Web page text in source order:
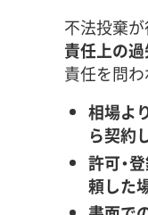
不法投棄
責任上の
責任を問わ
相場よ
ら契約
許可・
頼した